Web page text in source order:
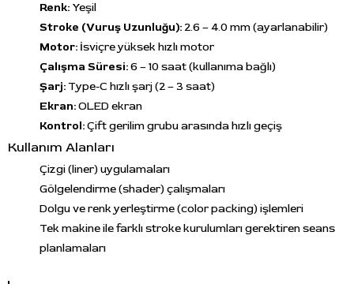
Renk: Yeşil
Stroke (Vuruş Uzunluğu): 2.6 – 4.0 mm (ayarlanabilir)
Motor: İsviçre yüksek hızlı motor
Çalışma Süresi:6 – 10 saat (kullanıma bağlı)
Şarj:Type-C hızlı şarj (2 – 3 saat)
Ekran:OLED ekran
Kontrol:Çift gerilim grubu arasında hızlı geçiş
Kullanım Alanları
Çizgi (liner) uygulamaları
Gölgelendirme (shader) çalışmaları
Dolgu ve renk yerleştirme (color packing) işlemleri
Tek makine ile farklı stroke kurulumları gerektiren seans
planlamaları